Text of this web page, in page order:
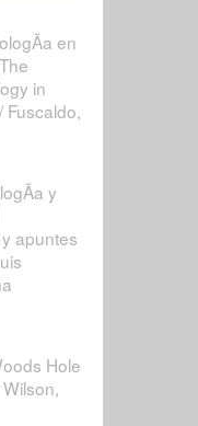
en
in
Fuscaldo,
y
apuntes
Hole